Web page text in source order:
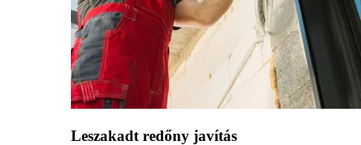
Leszakadt redőny javítás